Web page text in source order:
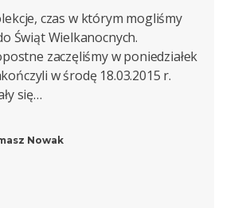
czas w którym mogliśmy
Świąt Wielkanocnych.
zaczęliśmy w poniedziałek
w środę 18.03.2015 r.
się…
Nowak